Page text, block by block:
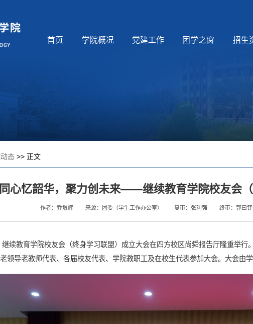
首页 学院概况 党建工作 团学之窗 招生
态 >> 正文
同心忆韶华，聚力创未来——继续教育学院校友会
作者：乔垠辉 来源：团委（学生工作办公室） 复审：张利强 终审：郭曰铎
继续教育学院校友会（终身学习联盟）成立大会在四方校区尚舜报告厅隆重举行
领导老教师代表、各届校友代表、学院教职工及在校生代表参加大会。大会由